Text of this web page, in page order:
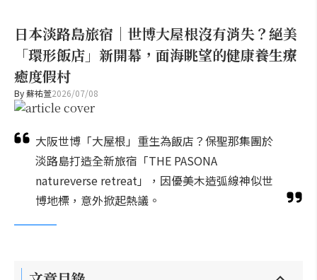
日本淡路島旅宿｜世博大屋根沒有消失？絕美
「環形飯店」新開幕，面海眺望的健康養生療
癒度假村
By蘇祐萱2026/07/08
大阪世博「大屋根」重生為飯店？保聖那集團於
淡路島打造全新旅宿「THE PASONA
natureverse retreat」，因優美木造弧線神似世
博地標，意外掀起熱議。